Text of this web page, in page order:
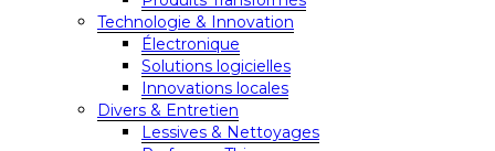
Technologie & Innovation
Électronique
Solutions logicielles
Innovations locales
Divers & Entretien
Lessives & Nettoyages